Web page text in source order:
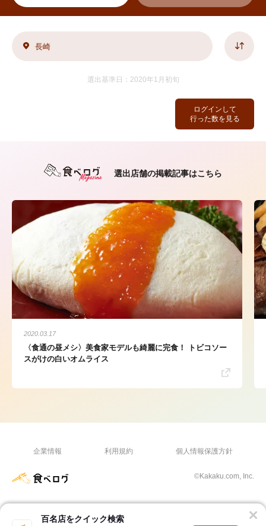
百名店をクイック検索
ログインして
行った数を見る
長崎
選出基準日：2020年1月初旬
選出店舗の掲載記事はこちら
2020.03.17
〈食通の昼メシ〉美食家モデルも綺麗に完食！ トビコソー
スがけの白いオムライス
企業情報 利用規約 個人情報保護方針
©Kakaku.com, Inc.